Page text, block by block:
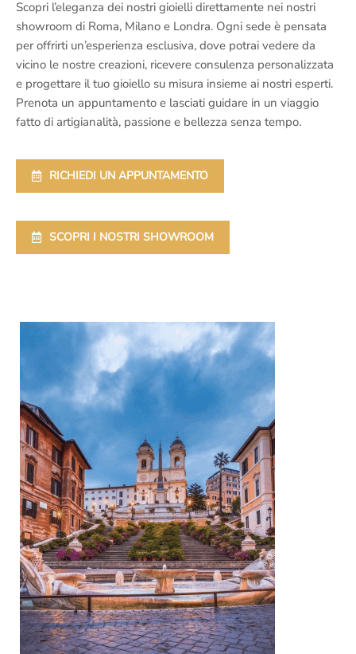
Scopri l’eleganza dei nostri gioielli direttamente nei nostri
showroom di Roma, Milano e Londra. Ogni sede è pensata
per offrirti un’esperienza esclusiva, dove potrai vedere da
vicino le nostre creazioni, ricevere consulenza personalizzata
e progettare il tuo gioiello su misura insieme ai nostri esperti.
Prenota un appuntamento e lasciati guidare in un viaggio
fatto di artigianalità, passione e bellezza senza tempo.
RICHIEDI UN APPUNTAMENTO
SCOPRI I NOSTRI SHOWROOM